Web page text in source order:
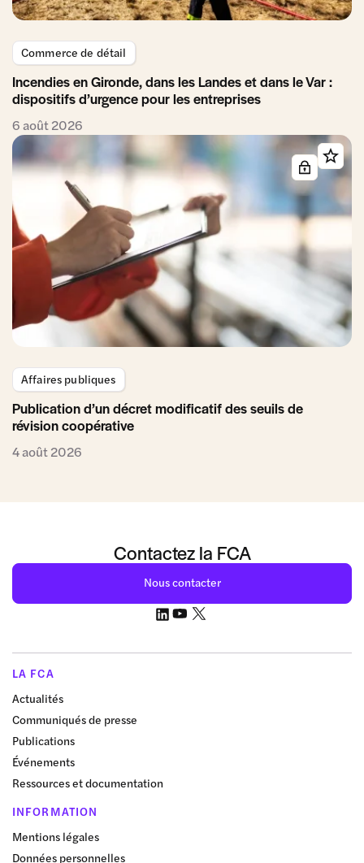
Commerce de détail
Incendies en Gironde, dans les Landes et dans le Var :
dispositifs d’urgence pour les entreprises
6 août 2026
Affaires publiques
Publication d’un décret modificatif des seuils de
révision coopérative
4 août 2026
Contactez la FCA
Nous contacter
LA FCA
Actualités
Communiqués de presse
Publications
Événements
Ressources et documentation
INFORMATION
Mentions légales
Données personnelles